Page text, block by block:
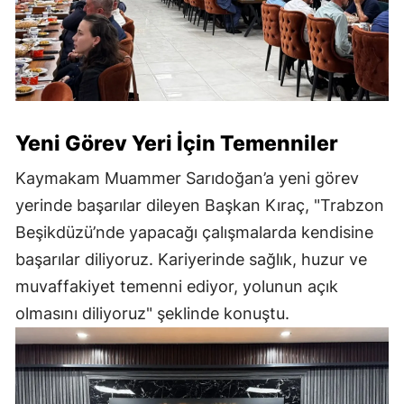
Yeni Görev Yeri İçin Temenniler
Kaymakam Muammer Sarıdoğan’a yeni görev
yerinde başarılar dileyen Başkan Kıraç, "Trabzon
Beşikdüzü’nde yapacağı çalışmalarda kendisine
başarılar diliyoruz. Kariyerinde sağlık, huzur ve
muvaffakiyet temenni ediyor, yolunun açık
olmasını diliyoruz" şeklinde konuştu.